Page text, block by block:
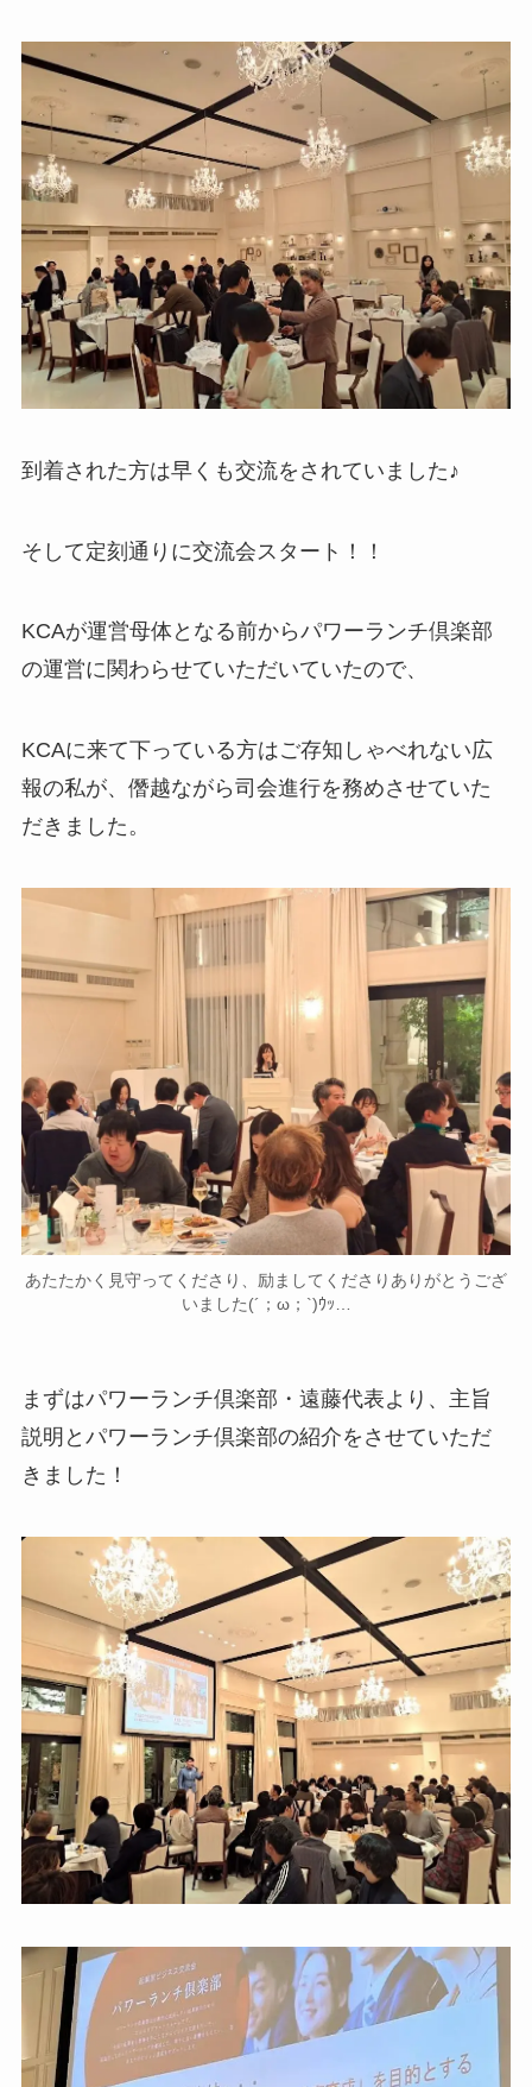
到着された方は早くも交流をされていました♪
そして定刻通りに交流会スタート！！
KCAが運営母体となる前からパワーランチ倶楽部
の運営に関わらせていただいていたので、
KCAに来て下っている方はご存知しゃべれない広
報の私が、僭越ながら司会進行を務めさせていた
だきました。
あたたかく見守ってくださり、励ましてくださりありがとうござ
いました(´；ω；`)ｳｯ…
まずはパワーランチ倶楽部・遠藤代表より、主旨
説明とパワーランチ倶楽部の紹介をさせていただ
きました！